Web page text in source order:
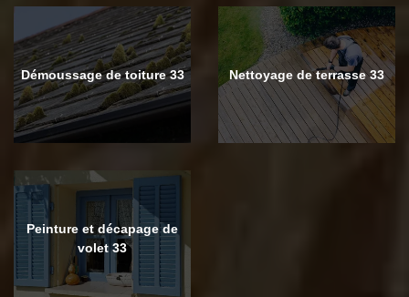
Démoussage de toiture 33 Nettoyage de terrasse 33
Peinture et décapage de
volet 33